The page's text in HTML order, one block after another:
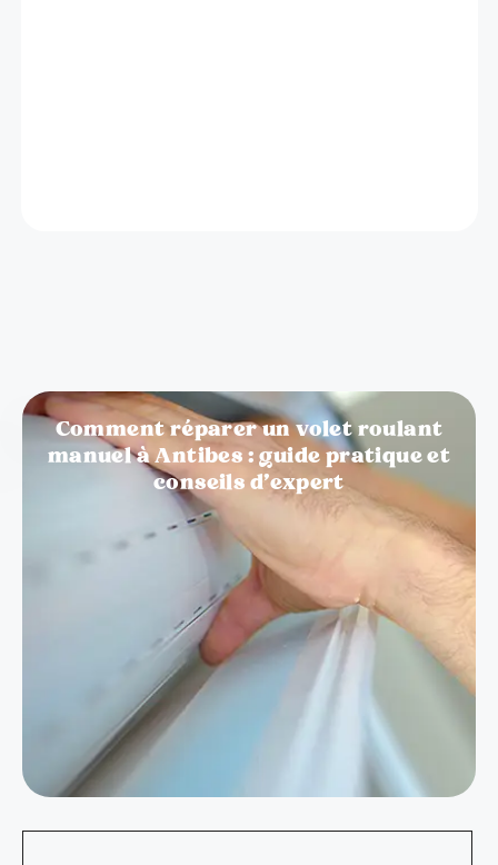
Comment réparer un volet roulant
manuel à Antibes : guide pratique et
conseils d'expert